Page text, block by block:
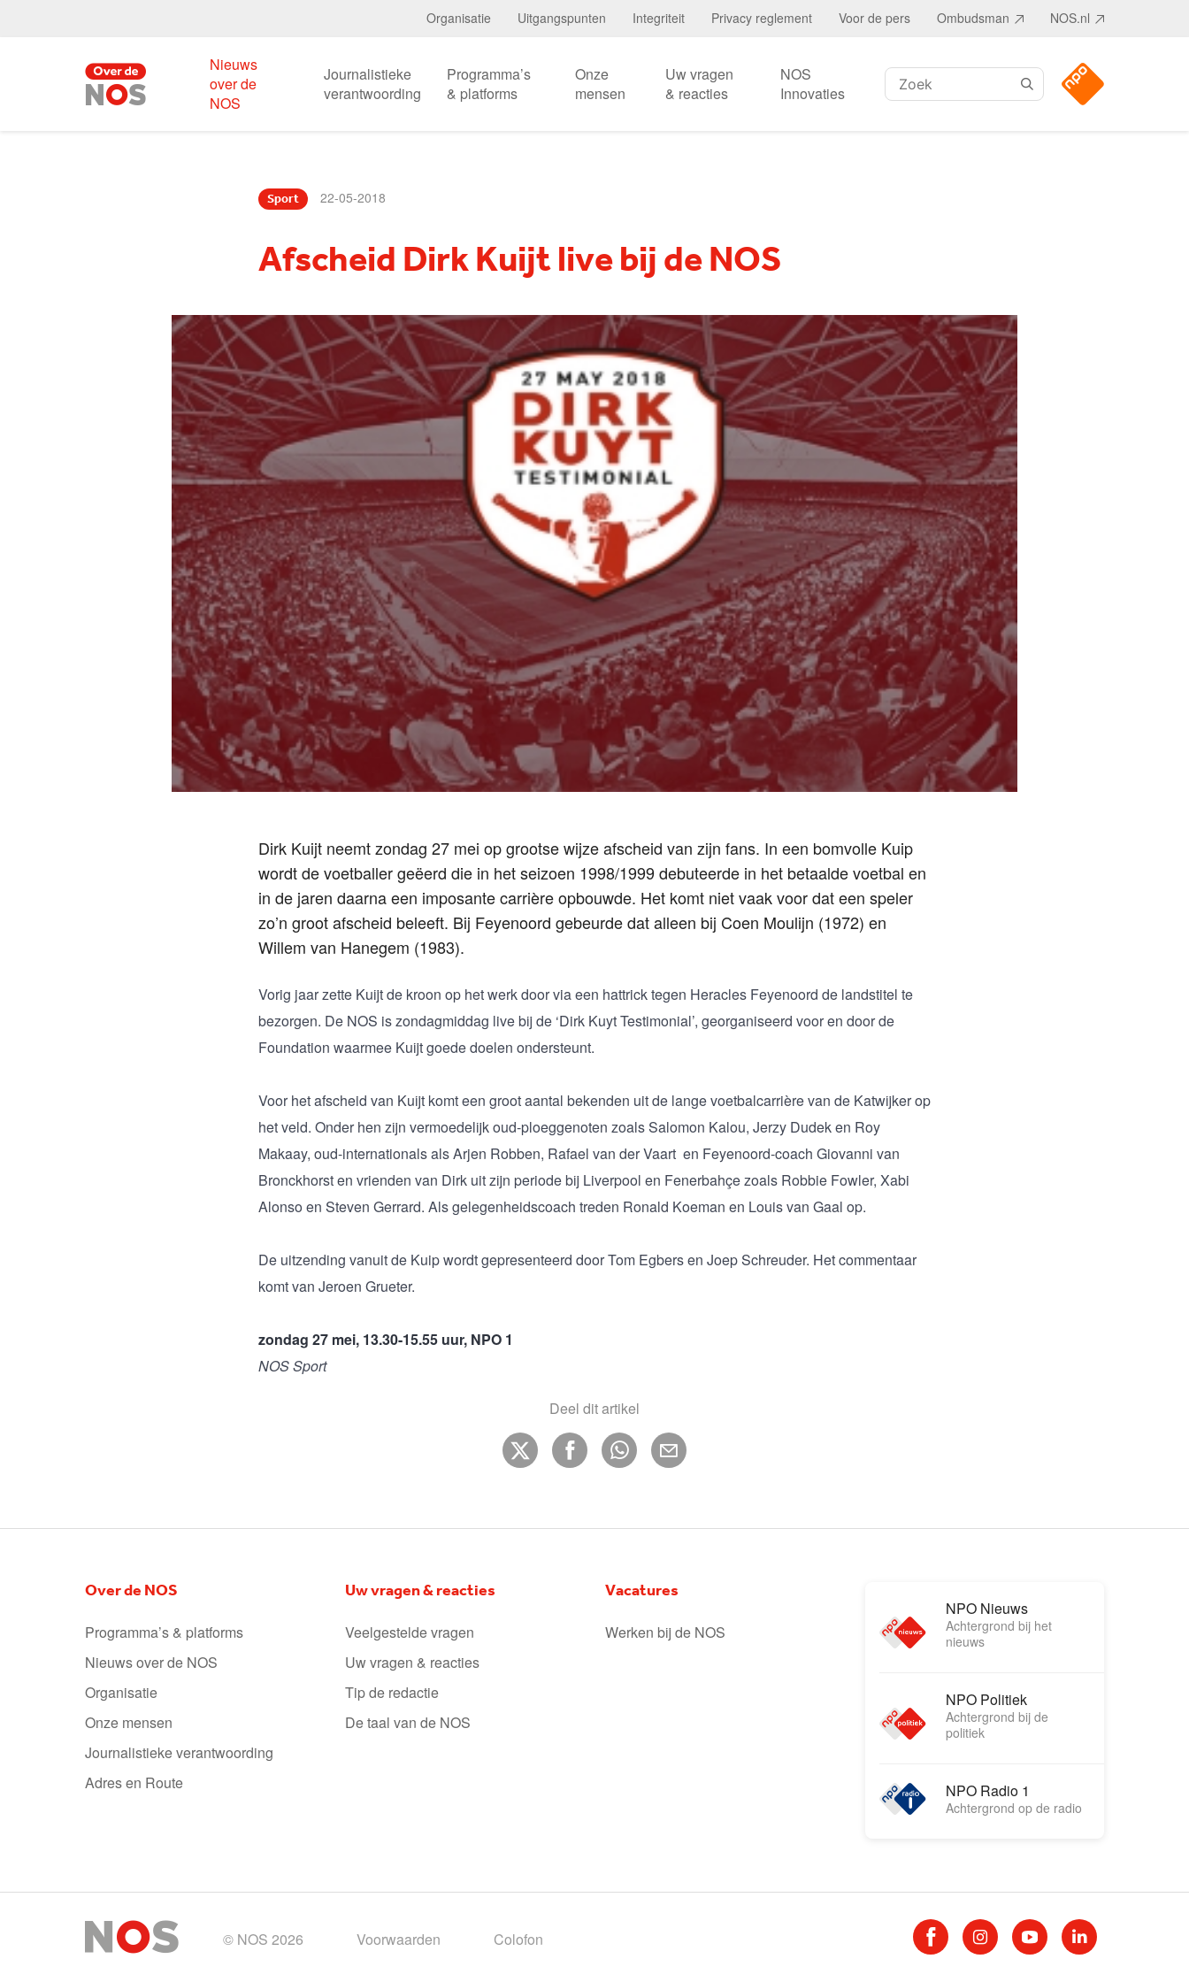
Organisatie Uitgangspunten Integriteit Privacy reglement Voor de pers Ombudsman NOS.nl
Nieuws
over de
NOS
Journalistieke
verantwoording
Programma’s
& platforms
Onze
mensen
Uw vragen
& reacties
NOS
Innovaties
Zoeken:
Sport 22-05-2018
Afscheid Dirk Kuijt live bij de NOS
Dirk Kuijt neemt zondag 27 mei op grootse wijze afscheid van zijn fans. In een bomvolle Kuip
wordt de voetballer geëerd die in het seizoen 1998/1999 debuteerde in het betaalde voetbal en
in de jaren daarna een imposante carrière opbouwde. Het komt niet vaak voor dat een speler
zo’n groot afscheid beleeft. Bij Feyenoord gebeurde dat alleen bij Coen Moulijn (1972) en
Willem van Hanegem (1983).
Vorig jaar zette Kuijt de kroon op het werk door via een hattrick tegen Heracles Feyenoord de landstitel te
bezorgen. De NOS is zondagmiddag live bij de ‘Dirk Kuyt Testimonial’, georganiseerd voor en door de
Foundation waarmee Kuijt goede doelen ondersteunt.
Voor het afscheid van Kuijt komt een groot aantal bekenden uit de lange voetbalcarrière van de Katwijker op
het veld. Onder hen zijn vermoedelijk oud-ploeggenoten zoals Salomon Kalou, Jerzy Dudek en Roy
Makaay, oud-internationals als Arjen Robben, Rafael van der Vaart en Feyenoord-coach Giovanni van
Bronckhorst en vrienden van Dirk uit zijn periode bij Liverpool en Fenerbahçe zoals Robbie Fowler, Xabi
Alonso en Steven Gerrard. Als gelegenheidscoach treden Ronald Koeman en Louis van Gaal op.
De uitzending vanuit de Kuip wordt gepresenteerd door Tom Egbers en Joep Schreuder. Het commentaar
komt van Jeroen Grueter.
zondag 27 mei, 13.30-15.55 uur, NPO 1
NOS Sport
Deel dit artikel
Over de NOS
Programma’s & platforms
Nieuws over de NOS
Organisatie
Onze mensen
Journalistieke verantwoording
Adres en Route
Uw vragen & reacties
Veelgestelde vragen
Uw vragen & reacties
Tip de redactie
De taal van de NOS
Vacatures
Werken bij de NOS
NPO Nieuws
Achtergrond bij het
nieuws
NPO Politiek
Achtergrond bij de
politiek
NPO Radio 1
Achtergrond op de radio
© NOS 2026 Voorwaarden Colofon